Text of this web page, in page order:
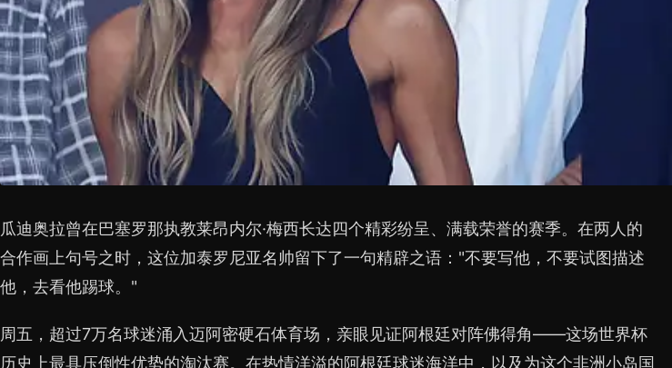
瓜迪奥拉曾在巴塞罗那执教莱昂内尔·梅西长达四个精彩纷呈、满载荣誉的赛季。在两人的
合作画上句号之时，这位加泰罗尼亚名帅留下了一句精辟之语："不要写他，不要试图描述
他，去看他踢球。"
周五，超过7万名球迷涌入迈阿密硬石体育场，亲眼见证阿根廷对阵佛得角——这场世界杯
历史上最具压倒性优势的淘汰赛。在热情洋溢的阿根廷球迷海洋中，以及为这个非洲小岛国